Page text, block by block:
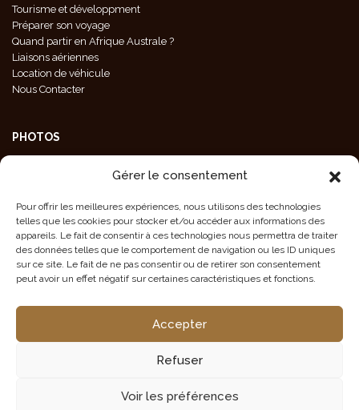
Gérer le consentement
Pour offrir les meilleures expériences, nous utilisons des technologies
telles que les cookies pour stocker et/ou accéder aux informations des
appareils. Le fait de consentir à ces technologies nous permettra de traiter
des données telles que le comportement de navigation ou les ID uniques
sur ce site. Le fait de ne pas consentir ou de retirer son consentement
peut avoir un effet négatif sur certaines caractéristiques et fonctions.
Accepter
Refuser
Voir les préférences
Tourisme et développment
Préparer son voyage
Quand partir en Afrique Australe ?
Liaisons aériennes
Location de véhicule
Nous Contacter
PHOTOS
Photos Paysages
Photos Population
Crédit Photos
25 Hoepfner Street, Windhoek, NAMIBIA